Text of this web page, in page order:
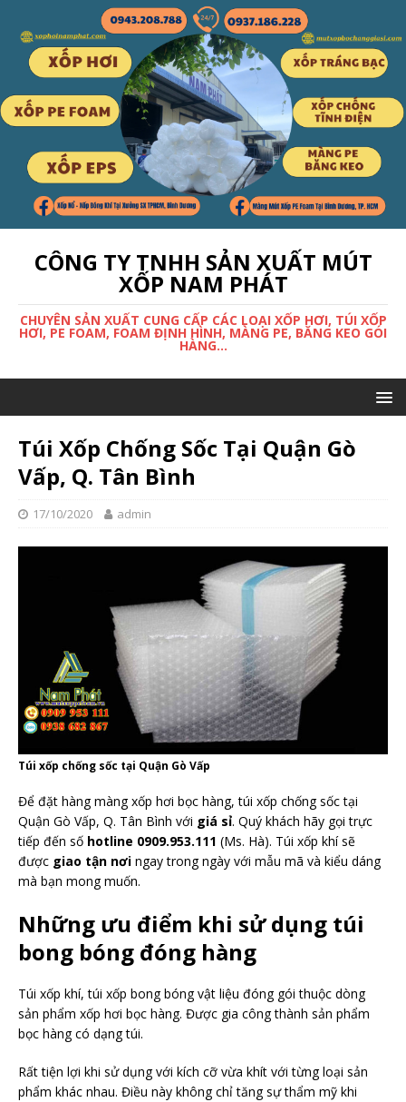
CÔNG TY TNHH SẢN XUẤT MÚT
XỐP NAM PHÁT
CHUYÊN SẢN XUẤT CUNG CẤP CÁC LOẠI XỐP HƠI, TÚI XỐP
HƠI, PE FOAM, FOAM ĐỊNH HÌNH, MÀNG PE, BĂNG KEO GÓI
HÀNG...
Túi Xốp Chống Sốc Tại Quận Gò
Vấp, Q. Tân Bình
17/10/2020 admin
Túi xốp chống sốc tại Quận Gò Vấp
Để đặt hàng màng xốp hơi bọc hàng, túi xốp chống sốc tại
Quận Gò Vấp, Q. Tân Bình với giá sỉ. Quý khách hãy gọi trực
tiếp đến số hotline 0909.953.111 (Ms. Hà). Túi xốp khí sẽ
được giao tận nơi ngay trong ngày với mẫu mã và kiểu dáng
mà bạn mong muốn.
Những ưu điểm khi sử dụng túi
bong bóng đóng hàng
Túi xốp khí, túi xốp bong bóng vật liệu đóng gói thuộc dòng
sản phẩm xốp hơi bọc hàng. Được gia công thành sản phẩm
bọc hàng có dạng túi.
Rất tiện lợi khi sử dụng với kích cỡ vừa khít với từng loại sản
phẩm khác nhau. Điều này không chỉ tăng sự thẩm mỹ khi